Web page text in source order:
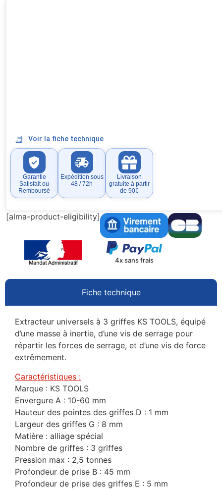
Voir la fiche technique
Garantie
Satisfait ou
Remboursé
Expédition sous
48 / 72h
Livraison
gratuite à partir
de 90€
[alma-product-eligibility]
4x sans frais
Fiche technique
Extracteur universels à 3 griffes KS TOOLS, équipé
d’une masse à inertie, d’une vis de serrage pour
répartir les forces de serrage, et d’une vis de force
extrêmement.
Caractéristiques :
Marque : KS TOOLS
Envergure A : 10-60 mm
Hauteur des pointes des griffes D : 1 mm
Largeur des griffes G : 8 mm
Matière : alliage spécial
Nombre de griffes : 3 griffes
Pression max : 2,5 tonnes
Profondeur de prise B : 45 mm
Profondeur de prise des griffes E : 5 mm